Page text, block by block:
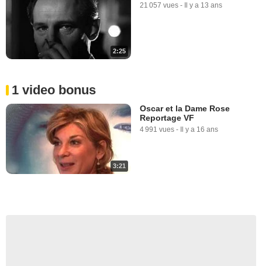
2:25
21 057 vues - Il y a 13 ans
1 video bonus
3:21
Oscar et la Dame Rose
Reportage VF
4 991 vues - Il y a 16 ans